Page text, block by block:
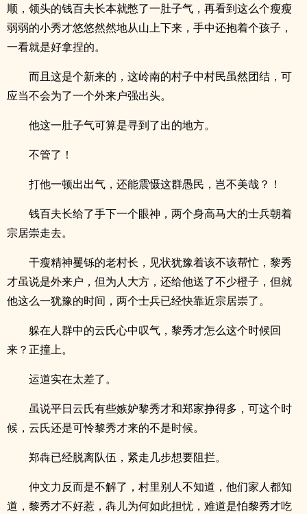
顺，领头的钱百夫长本就憋了一肚子气，再看到这么个瘦瘦
弱弱的小秀才悠悠然然地从山上下来，手中还抱着个孩子，
一看就是好拿捏的。
而且这是个新来的，这岭南的村子中村民虽然团结，可
应当不会为了一个外来户强出头。
他这一肚子气可算是寻到了出的地方。
不管了！
打他一顿出出气，还能震慑这群愚民，岂不美哉？！
钱百夫长给了手下一个眼神，两个身高马大的士兵朝着
宗居崇走去。
干瘦精神矍铄的老村长，见状犹豫着该不该帮忙，黎秀
才虽说是外来户，但为人大方，还给他送了不少橙子，但就
他这么一犹豫的时间，两个士兵已经快靠近宗居崇了。
躲在人群中的云氏心中叹气，黎秀才怎么这个时候回
来？正撞上。
运道实在太差了。
虽说平日云氏有些嫉妒黎秀才和郑家挣得多，可这个时
候，云氏还是可怜黎秀才来的不是时候。
郑犇已经脱离队伍，紧走几步想要阻拦。
仲文力反而是不解了，村里别人不知道，他们家人都知
道，黎秀才不好惹，犇儿为何如此担忧，难道是怕黎秀才吃